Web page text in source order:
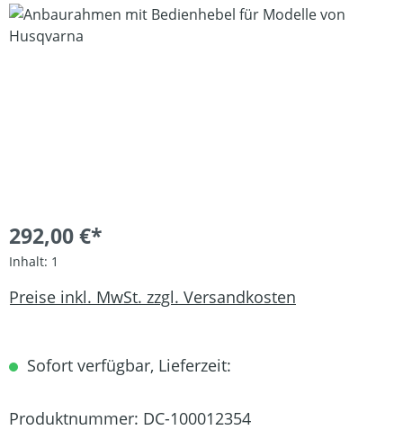
Bildergalerie überspringen
292,00 €*
Inhalt: 1
Preise inkl. MwSt. zzgl. Versandkosten
Sofort verfügbar, Lieferzeit:
Produktnummer: DC-100012354